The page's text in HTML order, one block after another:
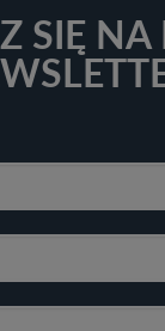
SIĘ NA